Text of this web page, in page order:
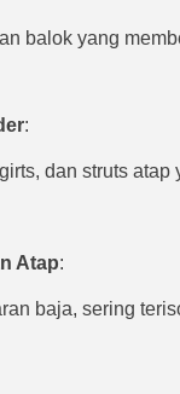
balok yang
:
dan struts atap
Atap:
baja, sering